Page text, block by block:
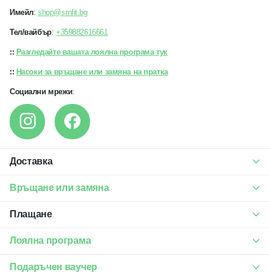
Доставка
Връщане или замяна
Плащане
Лоялна програма
Подаръчен ваучер
Имейл:shop@smfit.bg
Тел/вайбър: +359882616661
:: Разгледайте вашата лоялна програма тук
:: Насоки за връщане или замяна на пратка
Социални мрежи: